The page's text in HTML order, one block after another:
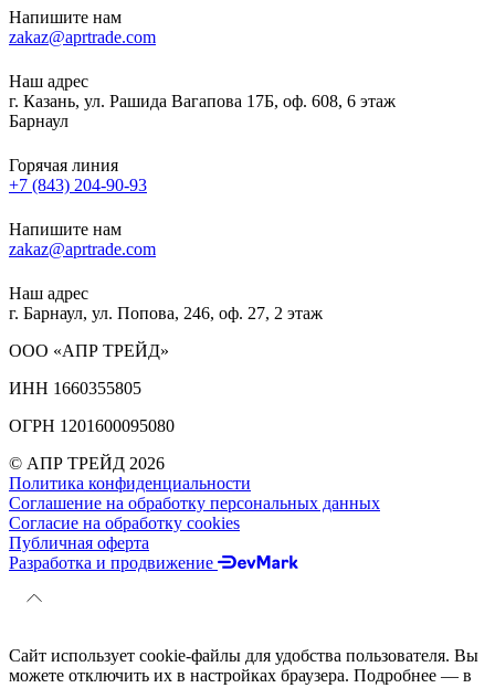
Напишите нам
zakaz@aprtrade.com
Наш адрес
г. Казань, ул. Рашида Вагапова 17Б, оф. 608, 6 этаж
Барнаул
Горячая линия
+7 (843) 204-90-93
Напишите нам
zakaz@aprtrade.com
Наш адрес
г. Барнаул, ул. Попова, 246, оф. 27, 2 этаж
ООО «АПР ТРЕЙД»
ИНН 1660355805
ОГРН 1201600095080
© АПР ТРЕЙД 2026
Политика конфиденциальности
Соглашение на обработку персональных данных
Согласие на обработку cookies
Публичная оферта
Разработка и продвижение
Сайт использует cookie-файлы для удобства пользователя. Вы
можете отключить их в настройках браузера. Подробнее — в